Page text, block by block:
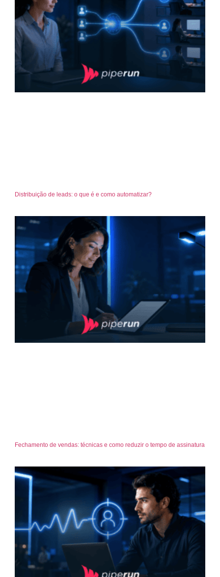
Distribuição de leads: o que é e como automatizar?
Fechamento de vendas: técnicas e como reduzir o tempo de assinatura